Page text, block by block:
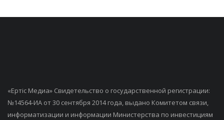
«Ертiс Медиа» Свидетельство о государственной регистрации:
№14564-ИА от 30 сентября 2014 года, выдано Комитетом связи,
информатизации и информации Министерства по инвестициям